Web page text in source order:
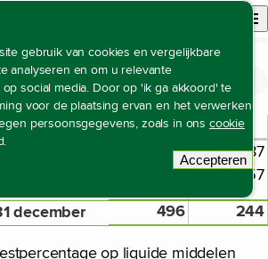
gebruik van cookies en vergelijkbare
analyseren en om u relevante
social media. Door op 'ik ga akkoord' te
voor de plaatsing ervan en het verwerken
persoonsgegevens, zoals in ons cookie
Accepteren
Open site
op de geconsolideerde jaarrekening
middelen
2024 2023
38
87
458 157
december 496 244
op liquide middelen